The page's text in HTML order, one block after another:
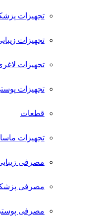
تجهیزات
تجهیزات
تجهیزات
تجهیزات
قطعات
تجهیزات
مصرفی
مصرفی
مصرفی